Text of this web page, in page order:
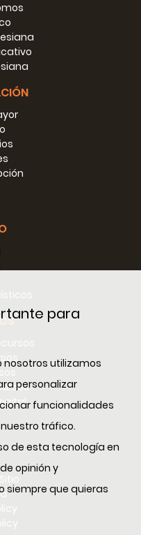
para
utilizamos
personalizar
funcionalidades
tráfico.
de esta tecnología en
opinión y
siempre que quieras